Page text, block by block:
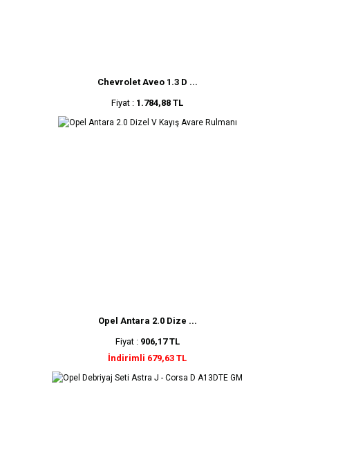
Chevrolet Aveo 1.3 D ...
Fiyat : 1.784,88 TL
Opel Antara 2.0 Dize ...
Fiyat : 906,17 TL
İndirimli 679,63 TL